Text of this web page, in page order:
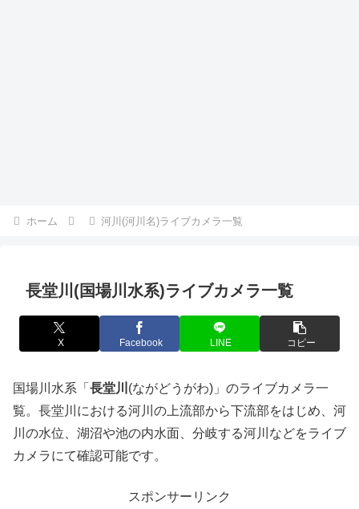
ホーム 河川(河川名)ライブカメラ一覧
長堂川(国場川水系)ライブカメラ一覧
X Facebook LINE コピー
国場川水系「 長堂川 (ながどうがわ)」のライブカメラ一
覧。長堂川における河川の上流部から下流部をはじめ、河
川の水位、湖沼や池の内水面、分岐する河川などをライブ
カメラにて確認可能です。
スポンサーリンク